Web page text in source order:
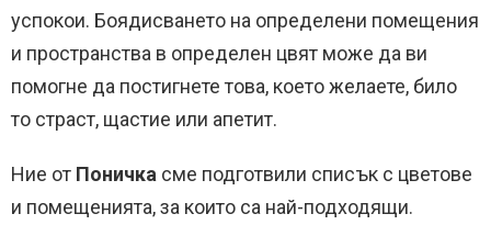
успокои. Боядисването на определени помещения
и пространства в определен цвят може да ви
помогне да постигнете това, което желаете, било
то страст, щастие или апетит.
Ние от Поничка сме подготвили списък с цветове
и помещенията, за които са най-подходящи.